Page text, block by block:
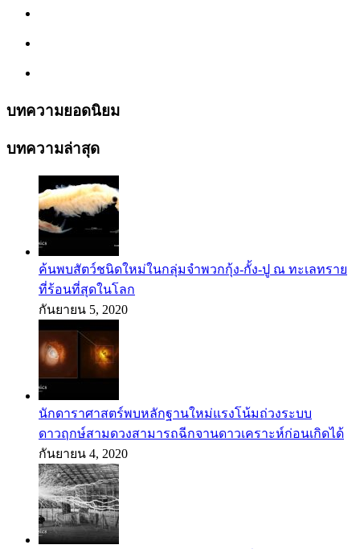
บทความยอดนิยม
บทความล่าสุด
ค้นพบสัตว์ชนิดใหม่ในกลุ่มจำพวกกุ้ง-กั้ง-ปู ณ ทะเลทราย
ที่ร้อนที่สุดในโลก
กันยายน 5, 2020
นักดาราศาสตร์พบหลักฐานใหม่แรงโน้มถ่วงระบบ
ดาวฤกษ์สามดวงสามารถฉีกจานดาวเคราะห์ก่อนเกิดได้
กันยายน 4, 2020